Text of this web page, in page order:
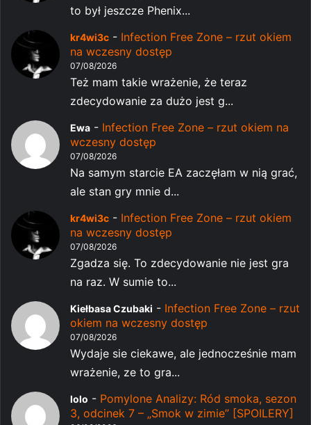
to był jeszcze Phenix...
kr4wi3c - Infection Free Zone – rzut okiem
na wczesny dostęp
07/08/2026
Też mam takie wrażenie, że teraz
zdecydowanie za dużo jest g...
Ewa - Infection Free Zone – rzut okiem na
wczesny dostęp
07/08/2026
Na samym starcie EA zaczęłam w nią grać,
ale stan gry mnie d...
kr4wi3c - Infection Free Zone – rzut okiem
na wczesny dostęp
07/08/2026
Zgadza się. To zdecydowanie nie jest gra
na raz. W sumie to...
Kiełbasa Czubaki - Infection Free Zone – rzut
okiem na wczesny dostęp
07/08/2026
Wydaje sie ciekawe, ale jednocześnie mam
wrażenie, ze to gra...
lolo - Pomylone Analizy: Ród smoka, sezon
3, odcinek 7 – „Smok w zimie” [SPOILERY]